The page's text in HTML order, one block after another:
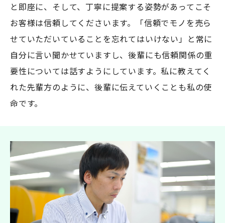
と即座に、そして、丁寧に提案する姿勢があってこそ
お客様は信頼してくださいます。「信頼でモノを売ら
せていただいていることを忘れてはいけない」と常に
自分に言い聞かせていますし、後輩にも信頼関係の重
要性については話すようにしています。私に教えてく
れた先輩方のように、後輩に伝えていくことも私の使
命です。